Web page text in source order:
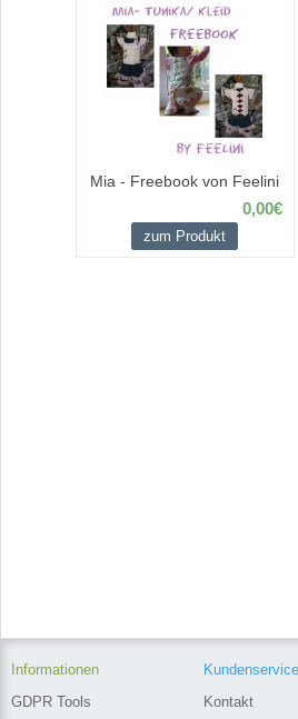
Mia - Freebook von Feelini
0,00€
zum Produkt
Kundenservice
Kontakt
Informationen
GDPR Tools